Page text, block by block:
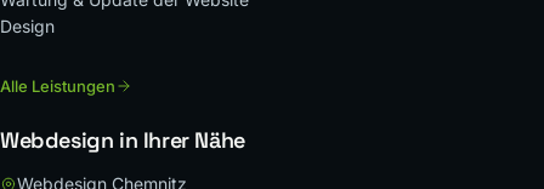
Design
Alle Leistungen
Webdesign in Ihrer Nähe
Webdesign Chemnitz